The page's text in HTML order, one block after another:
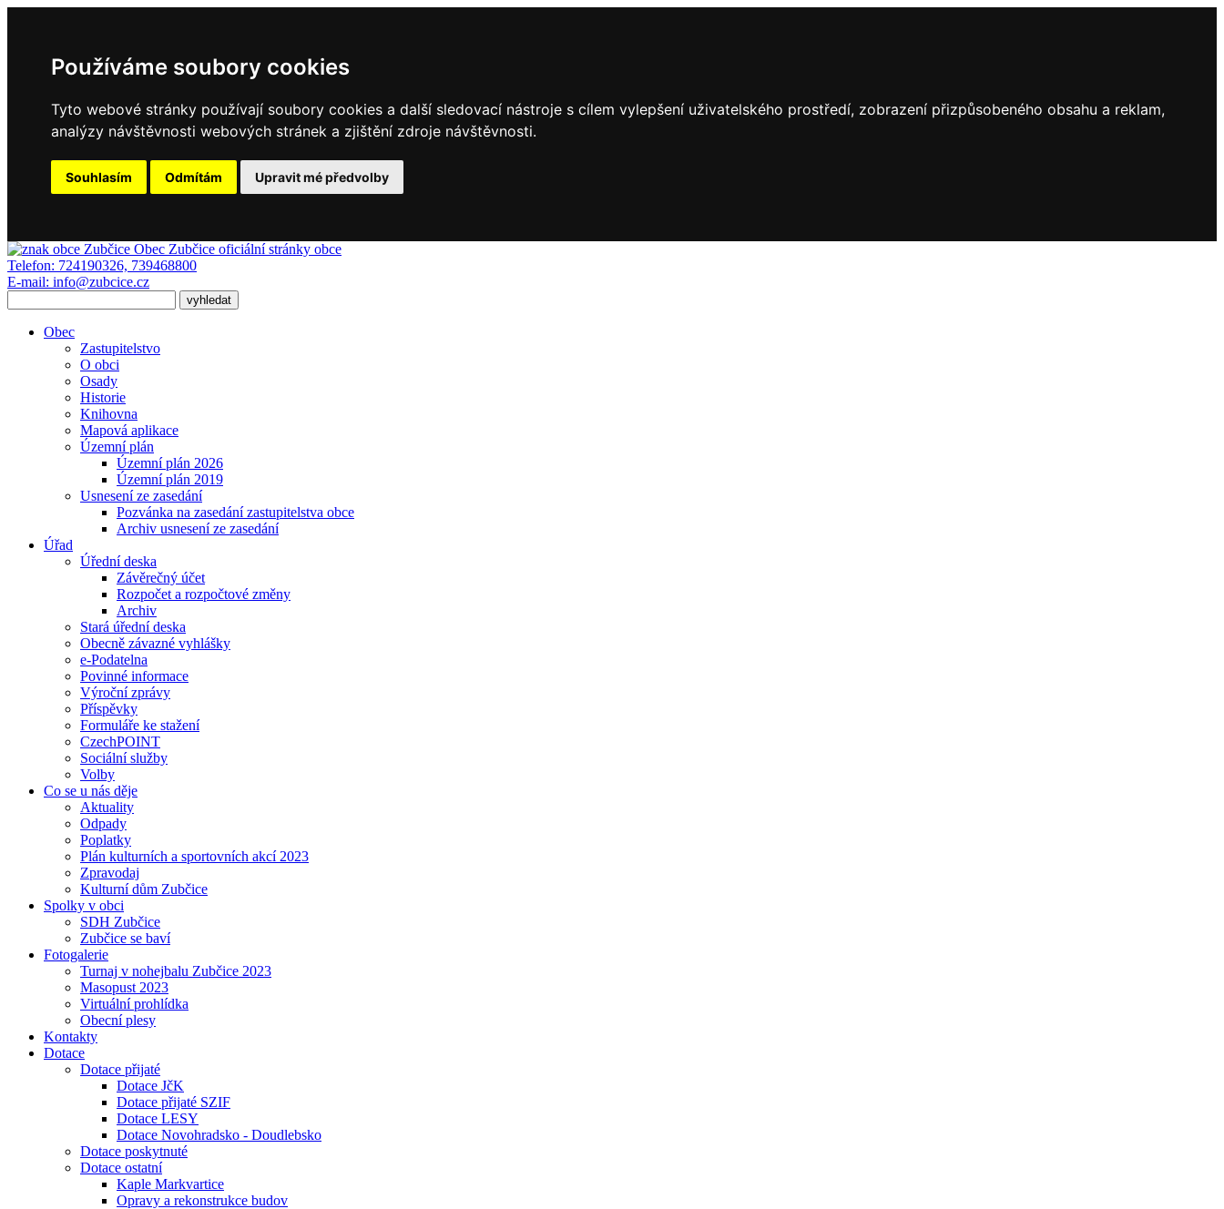
Používáme soubory cookies
Tyto webové stránky používají soubory cookies a další sledovací nástroje s cílem vylepšení uživatelského prostředí, zobrazení přizpůsobeného obsahu a reklam,
analýzy návštěvnosti webových stránek a zjištění zdroje návštěvnosti.
Souhlasím Odmítám Upravit mé předvolby
Obec Zubčice oficiální stránky obce
Telefon: 724190326, 739468800
E-mail: info@zubcice.cz
Obec
Zastupitelstvo
O obci
Osady
Historie
Knihovna
Mapová aplikace
Územní plán
Územní plán 2026
Územní plán 2019
Usnesení ze zasedání
Pozvánka na zasedání zastupitelstva obce
Archiv usnesení ze zasedání
Úřad
Úřední deska
Závěrečný účet
Rozpočet a rozpočtové změny
Archiv
Stará úřední deska
Obecně závazné vyhlášky
e-Podatelna
Povinné informace
Výroční zprávy
Příspěvky
Formuláře ke stažení
CzechPOINT
Sociální služby
Volby
Co se u nás děje
Aktuality
Odpady
Poplatky
Plán kulturních a sportovních akcí 2023
Zpravodaj
Kulturní dům Zubčice
Spolky v obci
SDH Zubčice
Zubčice se baví
Fotogalerie
Turnaj v nohejbalu Zubčice 2023
Masopust 2023
Virtuální prohlídka
Obecní plesy
Kontakty
Dotace
Dotace přijaté
Dotace JčK
Dotace přijaté SZIF
Dotace LESY
Dotace Novohradsko - Doudlebsko
Dotace poskytnuté
Dotace ostatní
Kaple Markvartice
Opravy a rekonstrukce budov